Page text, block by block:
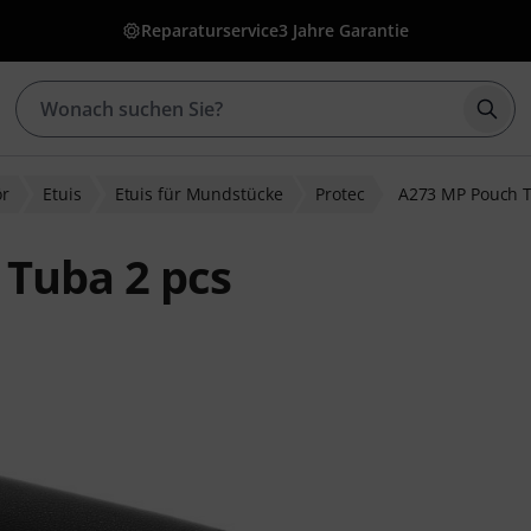
Reparaturservice3 Jahre Garantie
Etuis Etuis für Mundstücke Protec A273 MP Pouch
2 pcs